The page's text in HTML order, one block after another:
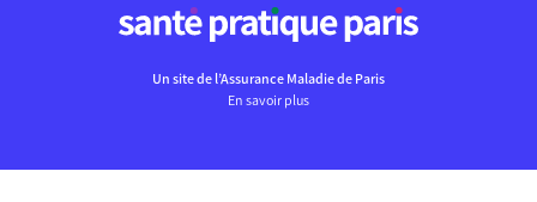
Un site de l’Assurance Maladie de Paris
En savoir plus